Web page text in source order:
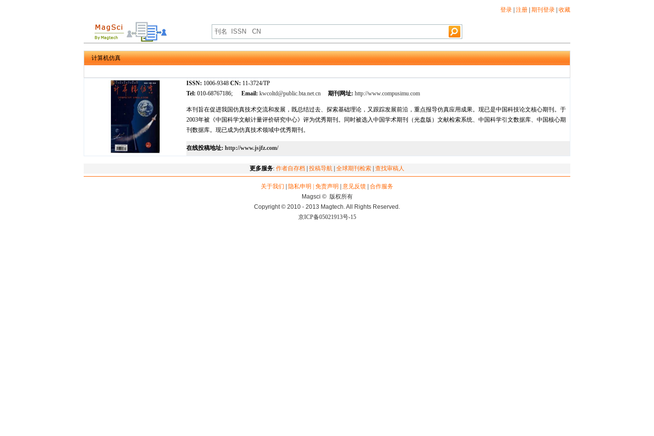
登录 注册 期刊登录 收藏
计算机仿真
ISSN: 1006-9348 CN: 11-3724/TP
Tel: 010-68767186; Email: kwcoltd@public.bta.net.cn 期刊网址: http://www.compusimu.com
本刊旨在促进我国仿真技术交流和发展，既总结过去、探索基础理论，又跟踪发展前沿，重点报导仿真应用成果。现已是中国科技论文核心期刊。于
2003年被《中国科学文献计量评价研究中心》评为优秀期刊。同时被选入中国学术期刊（光盘版）文献检索系统、中国科学引文数据库、中国核心期
刊数据库。现已成为仿真技术领域中优秀期刊。
在线投稿地址: http://www.jsjfz.com/
更多服务: 作者自存档 投稿导航 全球期刊检索 查找审稿人
关于我们 隐私申明 | 免责声明 意见反馈 合作服务
Magsci © 版权所有
Copyright © 2010 - 2013 Magtech. All Rights Reserved.
京ICP备05021913号-15